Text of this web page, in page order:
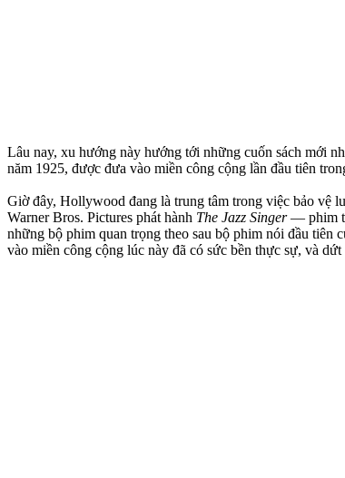
Lâu nay, xu hướng này hướng tới những cuốn sách mới
năm 1925, được đưa vào miền công cộng lần đầu tiên
Giờ đây, Hollywood đang là trung tâm trong việc bảo vệ
Warner Bros. Pictures phát hành The Jazz Singer— phim
những bộ phim quan trọng theo sau bộ phim nói đầu
vào miền công cộng lúc này đã có sức bền thực sự, và